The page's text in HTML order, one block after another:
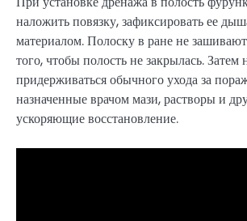
наложить повязку, зафиксировать ее
материалом. Полоску в ране не
того, чтобы полость не закрылась.
придерживаться обычного ухода за
назначенные врачом мази, растворы и
ускоряющие восстановление.